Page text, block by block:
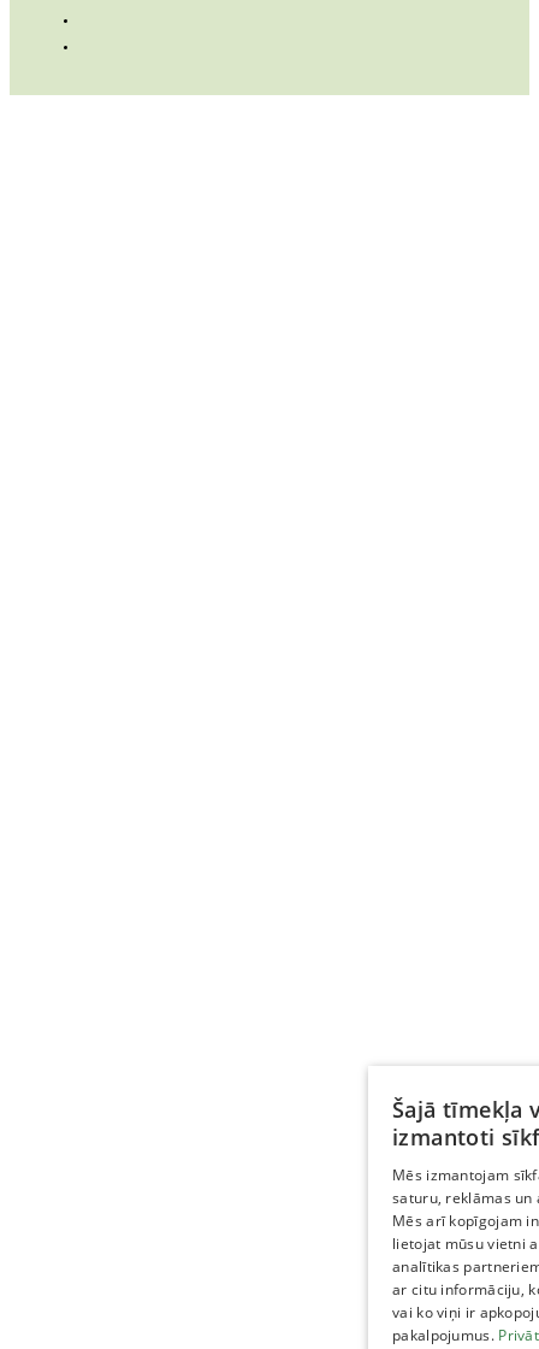
Šajā tīmekļa
izmantoti
Mēs izmantojam
saturu, reklāmas
Mēs arī kopīgojam
lietojat mūsu vietni
analītikas
ar citu informāciju,
vai ko viņi ir
pakalpojumus.